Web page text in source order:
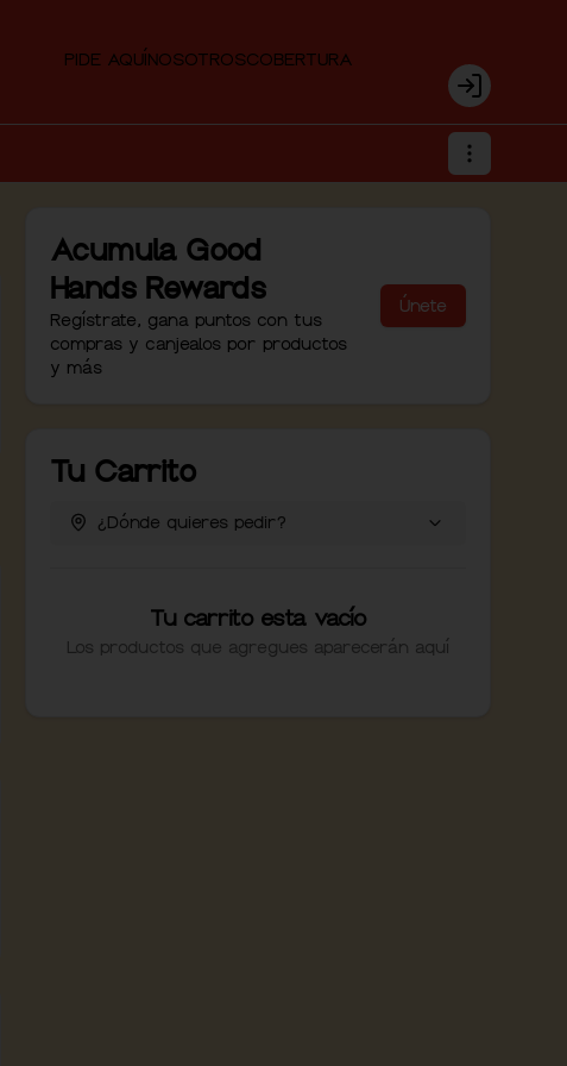
PIDE AQUÍNOSOTROSCOBERTURA
Login
Acumula Good
Hands Rewards
Regístrate, gana puntos con tus
compras y canjealos por productos
y más
Únete
Tu Carrito
¿Dónde quieres pedir?
Tu carrito esta vacío
Los productos que agregues aparecerán aquí